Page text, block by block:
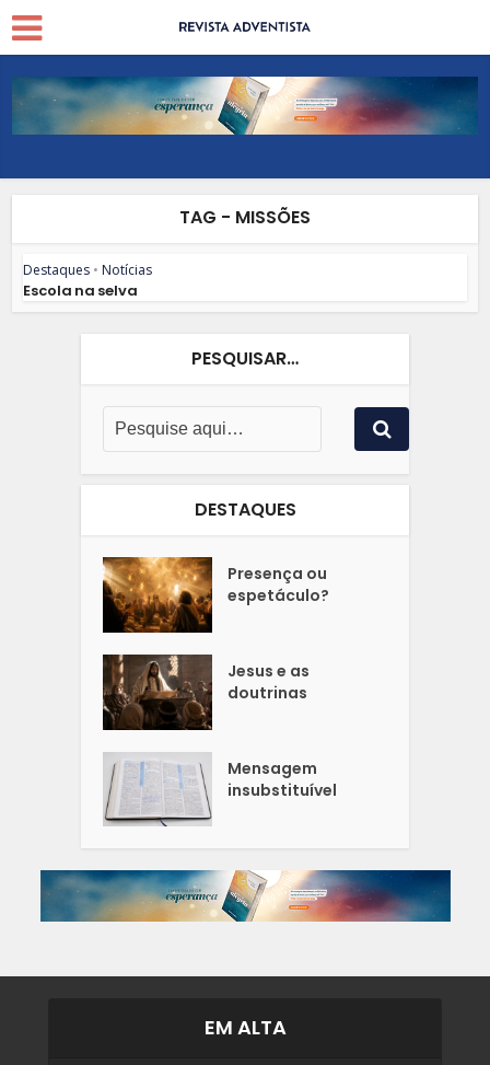
TAG - MISSÕES
Destaques • Notícias
Escola na selva
PESQUISAR…
DESTAQUES
Presença ou
espetáculo?
Jesus e as
doutrinas
Mensagem
insubstituível
EM ALTA